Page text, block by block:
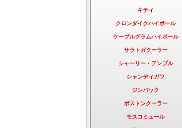
キティ
クロンダイクハイボール
ケーブルグラムハイボール
サラトガクーラー
シャーリー・テンプル
シャンディガフ
ジンバック
ボストンクーラー
モスコミュール